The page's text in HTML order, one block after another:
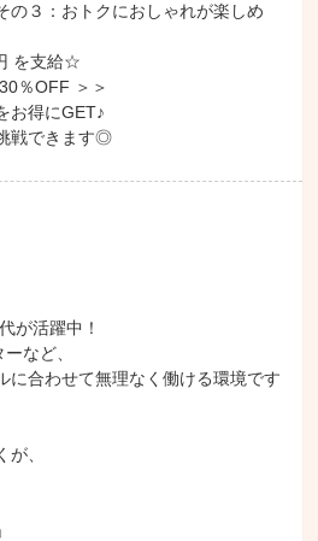
の３：おトクにおしゃれが楽しめ
を支給☆
％OFF ＞＞
お得にGET♪
戦できます◎
が活躍中！
など、
に合わせて無理なく働ける環境です
、